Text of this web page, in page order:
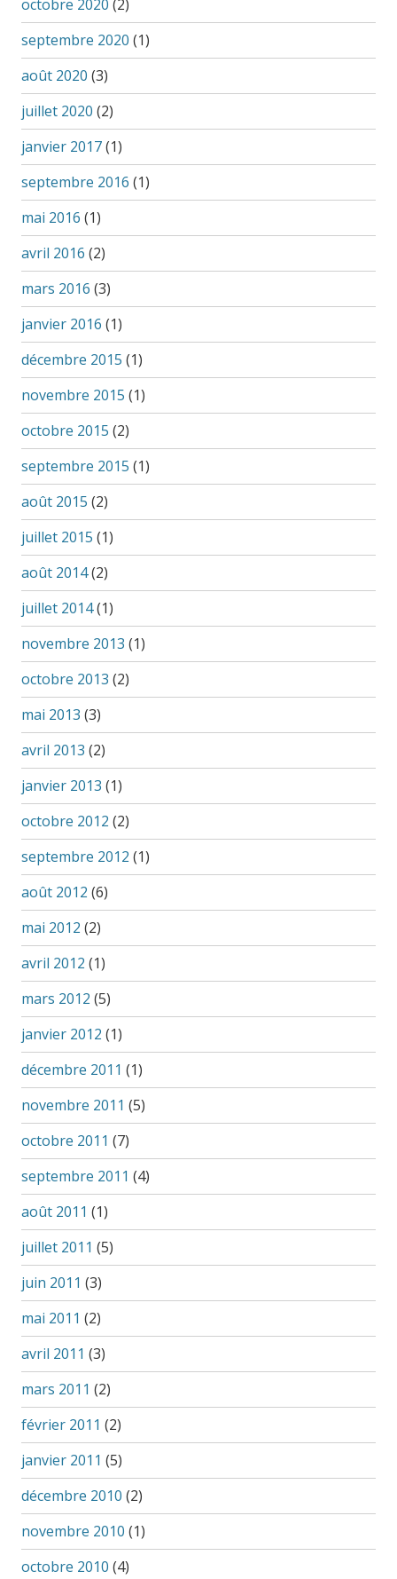
octobre 2020 (2)
septembre 2020 (1)
août 2020 (3)
juillet 2020 (2)
janvier 2017(1)
septembre 2016 (1)
mai 2016 (1)
avril 2016 (2)
mars 2016 (3)
janvier 2016 (1)
décembre 2015 (1)
novembre 2015 (1)
octobre 2015 (2)
septembre 2015 (1)
août 2015 (2)
juillet 2015 (1)
août 2014(2)
juillet 2014(1)
novembre 2013 (1)
octobre 2013 (2)
mai 2013 (3)
avril 2013 (2)
janvier 2013 (1)
octobre 2012 (2)
septembre 2012 (1)
août 2012 (6)
mai 2012 (2)
avril 2012 (1)
mars 2012 (5)
janvier 2012 (1)
décembre 2011 (1)
novembre 2011 (5)
octobre 2011 (7)
septembre 2011 (4)
août 2011 (1)
juillet 2011 (5)
juin 2011 (3)
mai 2011 (2)
avril 2011 (3)
mars 2011 (2)
février 2011 (2)
janvier 2011 (5)
décembre 2010 (2)
novembre 2010 (1)
octobre 2010 (4)